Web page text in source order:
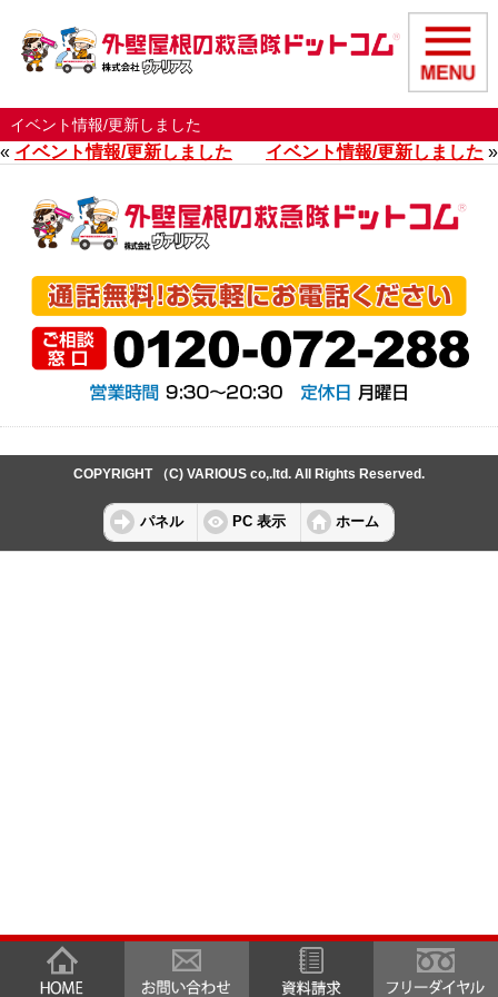
イベント情報/更新しました
« イベント情報/更新しました イベント情報/更新しました »
COPYRIGHT （C) VARIOUS co,.ltd. All Rights Reserved.
パネル PC 表示 ホーム